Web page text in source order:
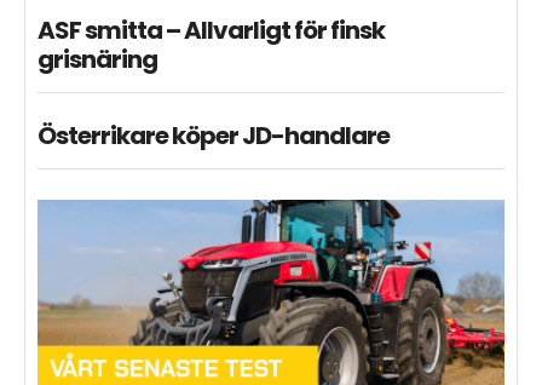
ASF smitta – Allvarligt för finsk
grisnäring
Österrikare köper JD-handlare